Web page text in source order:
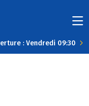
: Vendredi 09:30